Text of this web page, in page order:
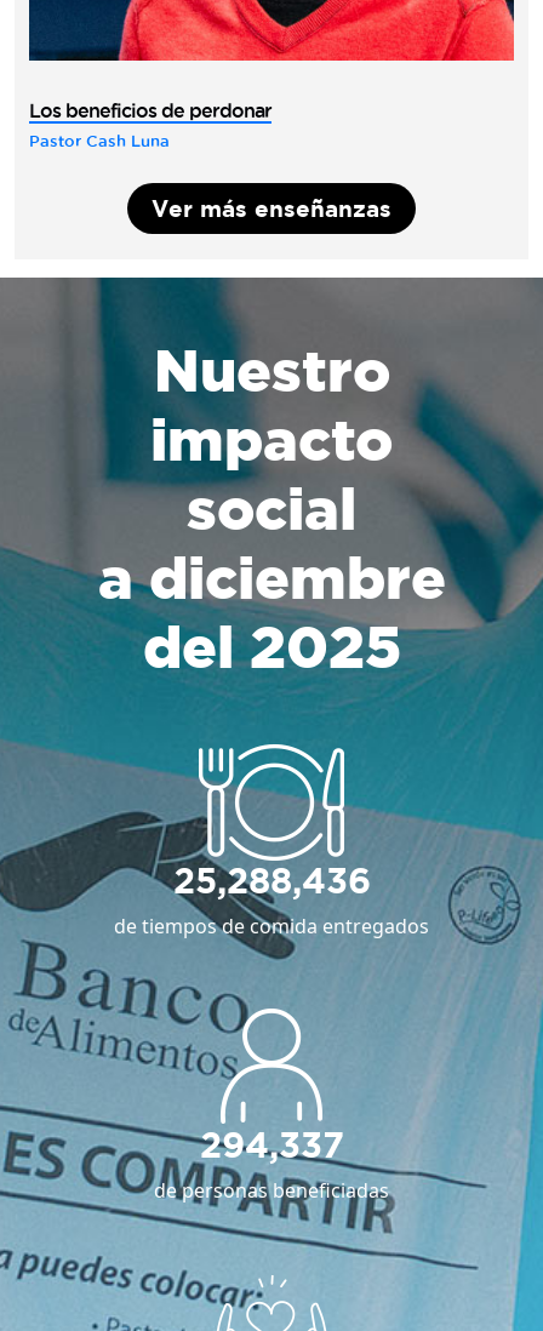
Los beneficios de perdonar
Pastor Cash Luna
Ver más enseñanzas
Nuestro
impacto
social
a diciembre
del 2025
25,288,436
de tiempos de comida entregados
294,337
de personas beneficiadas